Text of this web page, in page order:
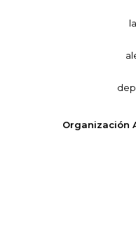
Organización